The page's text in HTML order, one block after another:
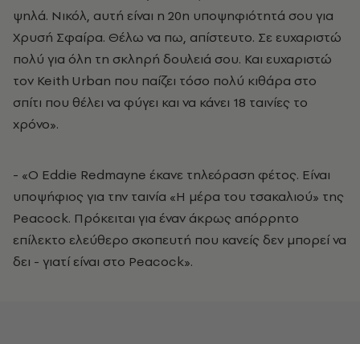
ψηλά. Νικόλ, αυτή είναι η 20η υποψηφιότητά σου για
Χρυσή Σφαίρα. Θέλω να πω, απίστευτο. Σε ευχαριστώ
πολύ για όλη τη σκληρή δουλειά σου. Και ευχαριστώ
τον Keith Urban που παίζει τόσο πολύ κιθάρα στο
σπίτι που θέλει να φύγει και να κάνει 18 ταινίες το
χρόνο».
- «Ο Eddie Redmayne έκανε τηλεόραση φέτος. Είναι
υποψήφιος για την ταινία «Η μέρα του τσακαλιού» της
Peacock. Πρόκειται για έναν άκρως απόρρητο
επίλεκτο ελεύθερο σκοπευτή που κανείς δεν μπορεί να
δει - γιατί είναι στο Peacock».